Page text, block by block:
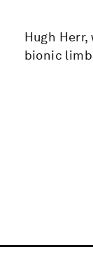
Hugh
bionic